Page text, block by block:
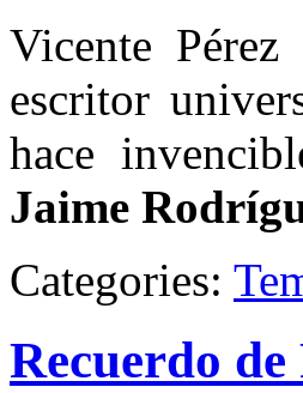
Vicente
escritor
hace
Jaime
Categories:
Recuerdo